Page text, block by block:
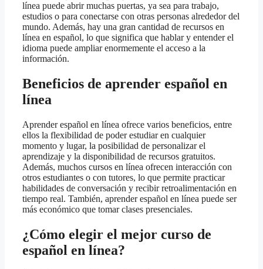
línea puede abrir muchas puertas, ya sea para trabajo,
estudios o para conectarse con otras personas alrededor del
mundo. Además, hay una gran cantidad de recursos en
línea en español, lo que significa que hablar y entender el
idioma puede ampliar enormemente el acceso a la
información.
Beneficios de aprender español en
línea
Aprender español en línea ofrece varios beneficios, entre
ellos la flexibilidad de poder estudiar en cualquier
momento y lugar, la posibilidad de personalizar el
aprendizaje y la disponibilidad de recursos gratuitos.
Además, muchos cursos en línea ofrecen interacción con
otros estudiantes o con tutores, lo que permite practicar
habilidades de conversación y recibir retroalimentación en
tiempo real. También, aprender español en línea puede ser
más económico que tomar clases presenciales.
¿Cómo elegir el mejor curso de
español en línea?